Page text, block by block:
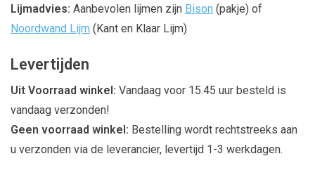
Lijmadvies: Aanbevolen lijmen zijn Bison (pakje) of
Noordwand Lijm (Kant en Klaar Lijm)
Levertijden
Uit Voorraad winkel: Vandaag voor 15.45 uur besteld is
vandaag verzonden!
Geen voorraad winkel: Bestelling wordt rechtstreeks aan
u verzonden via de leverancier, levertijd 1-3 werkdagen.